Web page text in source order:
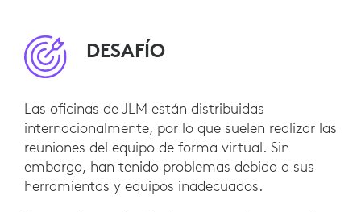
DESAFÍO
Las oficinas de JLM están distribuidas
internacionalmente, por lo que suelen realizar las
reuniones del equipo de forma virtual. Sin
embargo, han tenido problemas debido a sus
herramientas y equipos inadecuados.